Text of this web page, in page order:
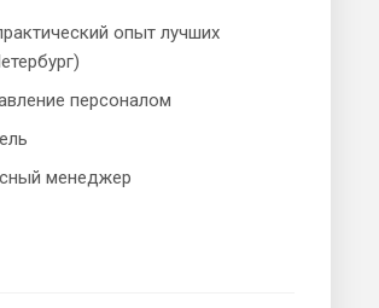
опыт лучших
персоналом
менеджер